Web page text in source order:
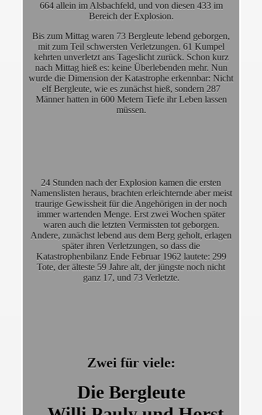
664 allein im Alsbachfeld, und von diesen 433 im
Bereich der Explosion.
Bis zum Mittag waren 73 Bergleute lebend geborgen,
mit zum Teil schwersten Verletzungen. 61 Kumpel
kehrten unverletzt ans Tageslicht zurück. Schon kurz
nach Mittag hieß es: keine Überlebenden mehr. Nun
wurde die Dimension der Katastrophe erkennbar: Nicht
elf Bergleute, wie es zunächst hieß, sondern 287
Männer hatten in 600 Metern Tiefe ihr Leben lassen
müssen.
24 Stunden nach der Explosion kamen die ersten
Namenslisten heraus, brachten erleichternde aber meist
traurige Gewissheit für die Angehörigen in der noch
immer wartenden Menge. Erst zwei Wochen später
waren auch die letzten Vermissten tot geborgen.
Andere, zunächst lebend aus dem Berg geholt, erlagen
später ihren Verletzungen, so dass die
Katastrophenbilanz Ende Februar 1962 lautete: 299
Tote, der älteste 59 Jahre alt, der jüngste noch nicht
ganz 17, und 73 Verletzte.
Zwei für viele:
Die Bergleute